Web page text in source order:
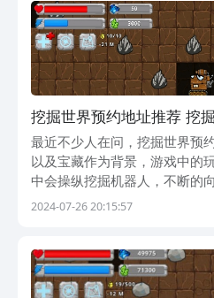
龙...
挖掘世界预约地址推荐 挖
最近不少人在问，挖掘世界预
以及宝藏作为背景，游戏中的
中会操纵挖掘机器人，不断的
候寻找这些地区的宝藏，玩法
了...
2024-07-26 20:15:57